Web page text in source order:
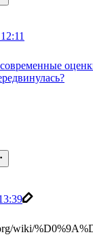
wiki/